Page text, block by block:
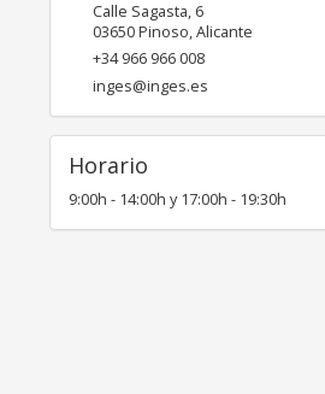
Calle Sagasta, 6
03650Pinoso,Alicante
+34 966 966 008
inges@inges.es
Horario
9:00h - 14:00h y 17:00h - 19:30h